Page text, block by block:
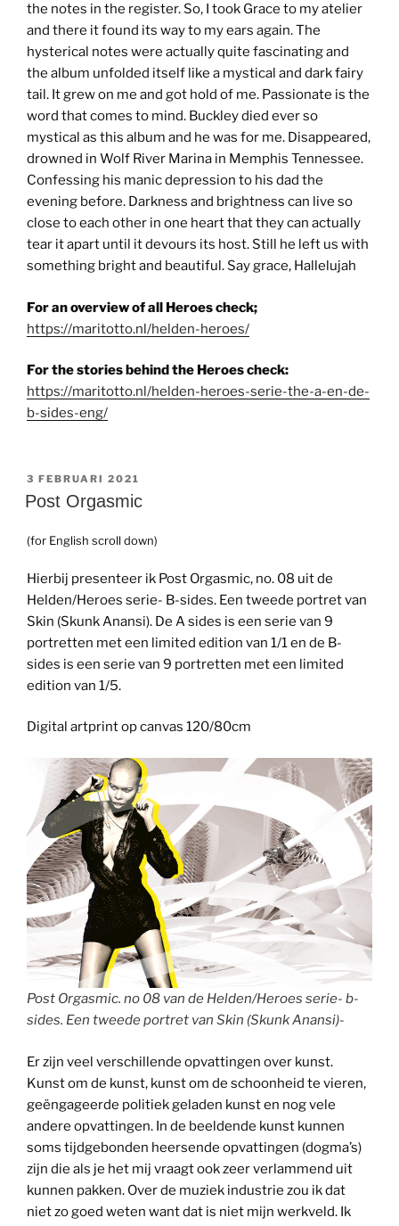
the notes in the register. So, I took Grace to my atelier
and there it found its way to my ears again. The
hysterical notes were actually quite fascinating and
the album unfolded itself like a mystical and dark fairy
tail. It grew on me and got hold of me. Passionate is the
word that comes to mind. Buckley died ever so
mystical as this album and he was for me. Disappeared,
drowned in Wolf River Marina in Memphis Tennessee.
Confessing his manic depression to his dad the
evening before. Darkness and brightness can live so
close to each other in one heart that they can actually
tear it apart until it devours its host. Still he left us with
something bright and beautiful. Say grace, Hallelujah
For an overview of all Heroes check;
https://maritotto.nl/helden-heroes/
For the stories behind the Heroes check:
https://maritotto.nl/helden-heroes-serie-the-a-en-de-
b-sides-eng/
GEPLAATST
OP
3 FEBRUARI 2021
Post Orgasmic
(for English scroll down)
Hierbij presenteer ik Post Orgasmic, no. 08 uit de
Helden/Heroes serie- B-sides. Een tweede portret van
Skin (Skunk Anansi). De A sides is een serie van 9
portretten met een limited edition van 1/1 en de B-
sides is een serie van 9 portretten met een limited
edition van 1/5.
Digital artprint op canvas 120/80cm
Post Orgasmic. no 08 van de Helden/Heroes serie- b-
sides. Een tweede portret van Skin (Skunk Anansi)-
Er zijn veel verschillende opvattingen over kunst.
Kunst om de kunst, kunst om de schoonheid te vieren,
geëngageerde politiek geladen kunst en nog vele
andere opvattingen. In de beeldende kunst kunnen
soms tijdgebonden heersende opvattingen (dogma’s)
zijn die als je het mij vraagt ook zeer verlammend uit
kunnen pakken. Over de muziek industrie zou ik dat
niet zo goed weten want dat is niet mijn werkveld. Ik